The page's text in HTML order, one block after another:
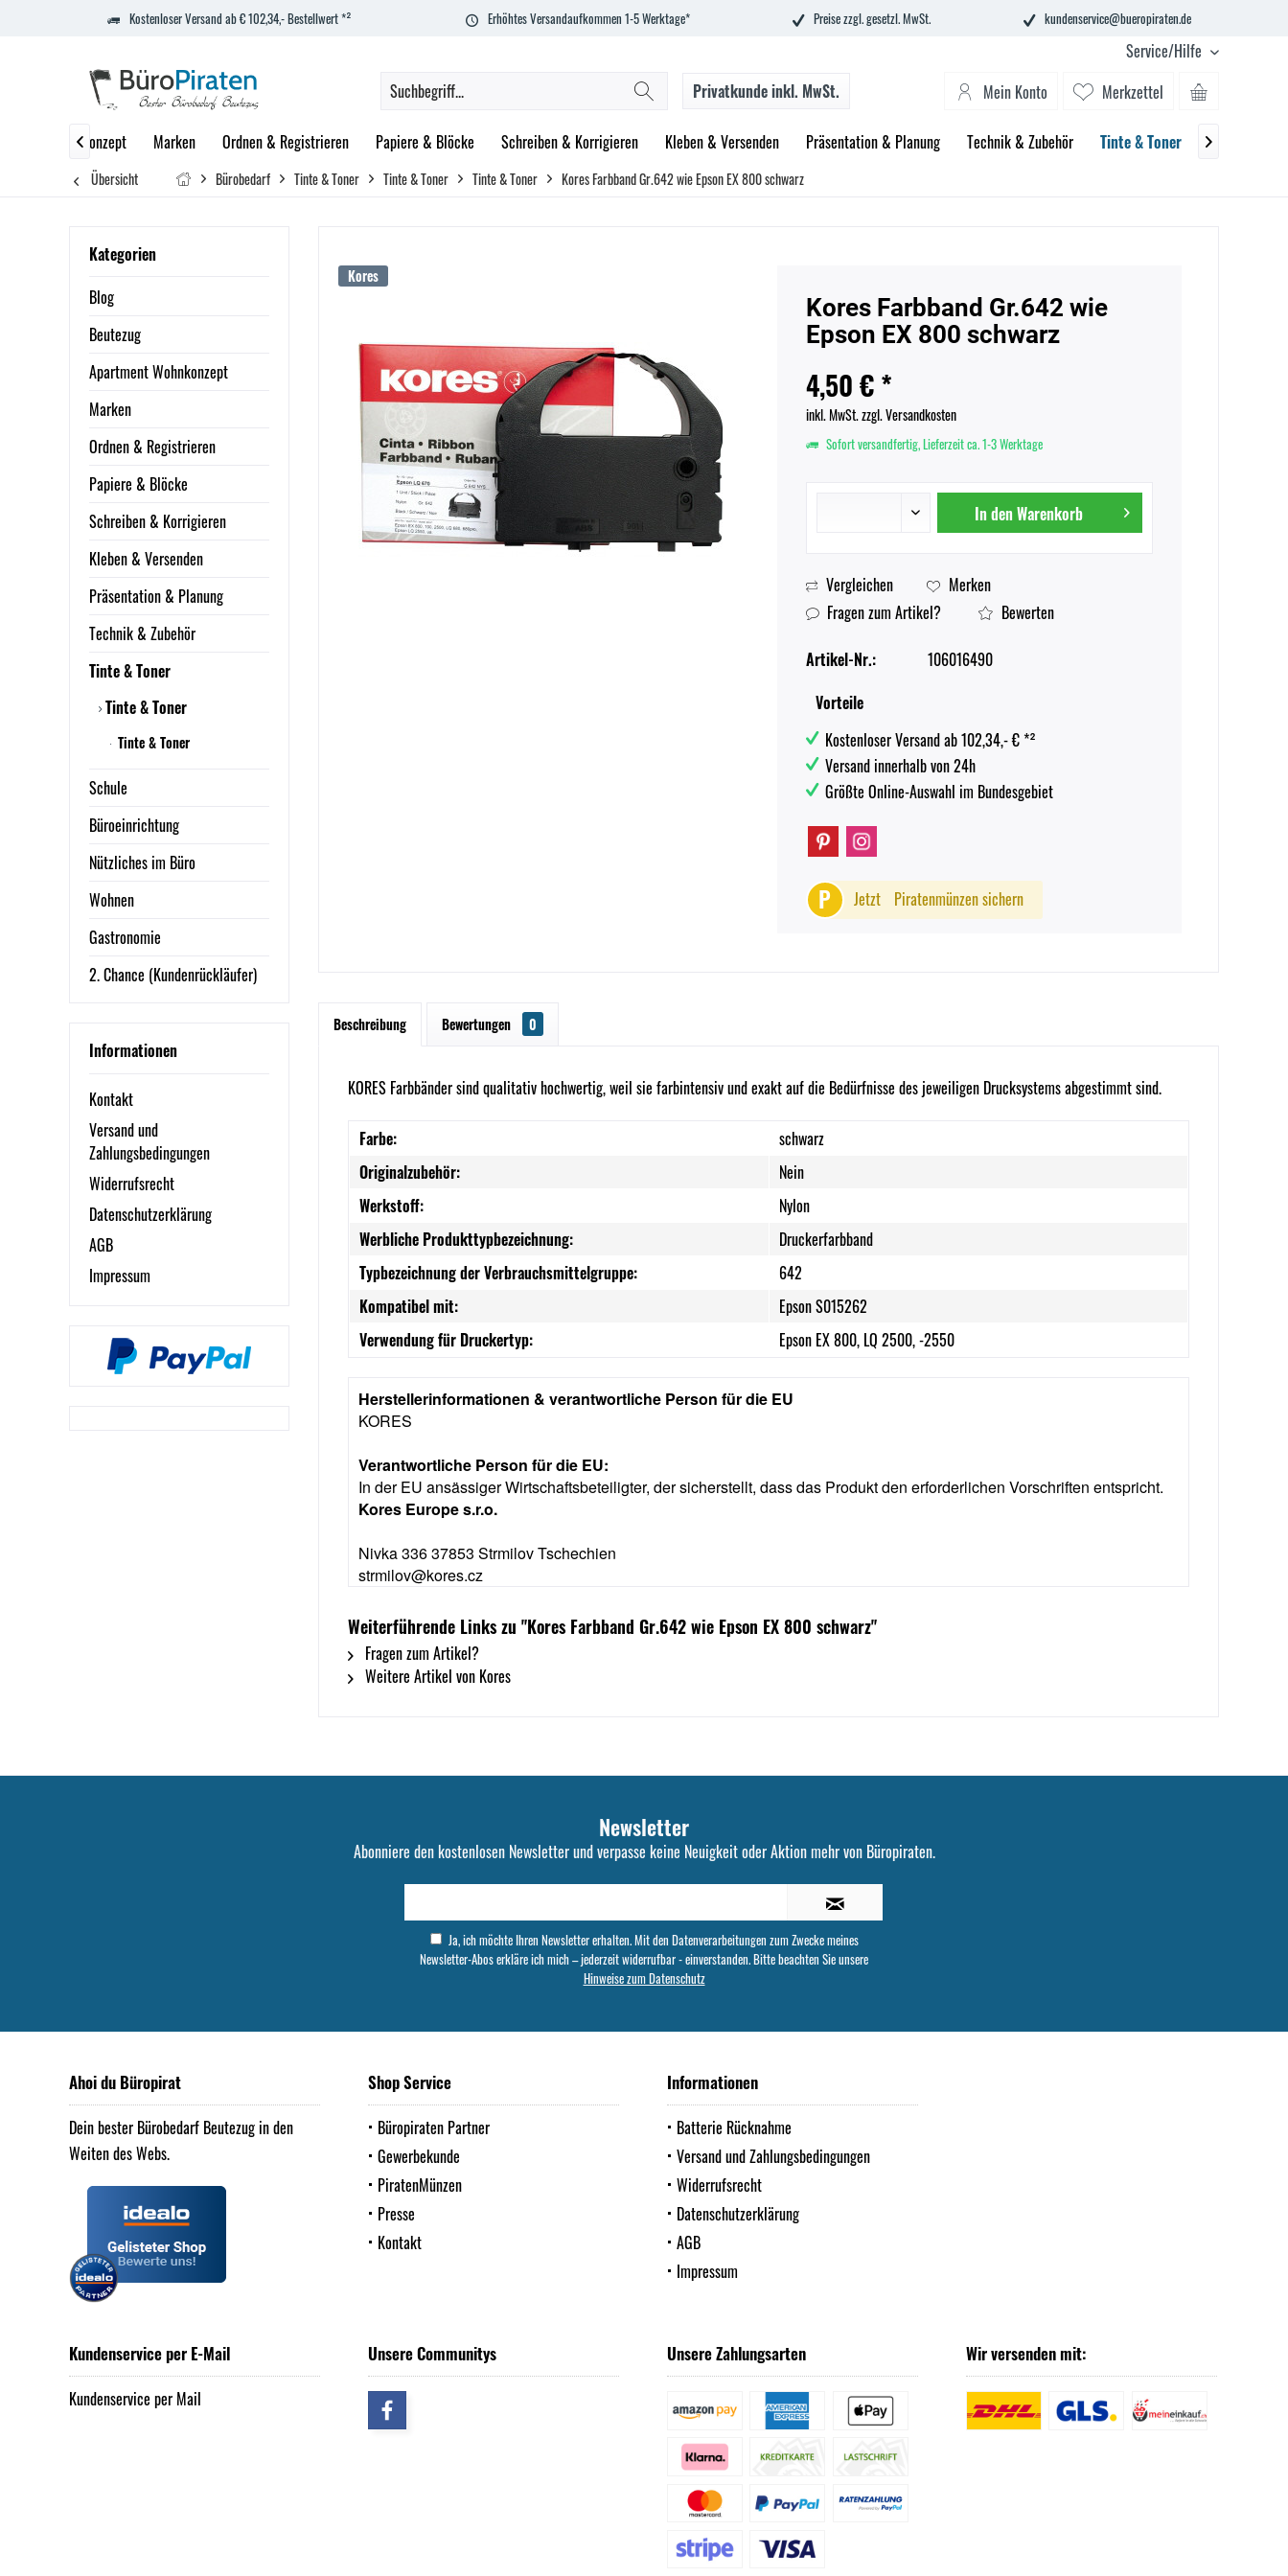
Kostenloser Versand ab € 102,34,- Bestellwert *² Erhöhtes Versandaufkommen 1-5 Werktage* Preise zzgl. gesetzl. MwSt. kundenservice@bueropiraten.de
Service/Hilfe
Merkzettel
Mein Konto
Privatkundeinkl. MwSt.
Wohnkonzept Marken Ordnen & Registrieren Papiere & Blöcke Schreiben & Korrigieren Kleben & Versenden Präsentation & Planung Technik & Zubehör Tinte & Toner Schule
 
Übersicht Bürobedarf Tinte & Toner Tinte & Toner Tinte & Toner Kores Farbband Gr.642 wie Epson EX 800 schwarz
Kategorien
Blog
Beutezug
Apartment Wohnkonzept
Marken
Ordnen & Registrieren
Papiere & Blöcke
Schreiben & Korrigieren
Kleben & Versenden
Präsentation & Planung
Technik & Zubehör
Tinte & Toner
Tinte & Toner
Tinte & Toner
Schule
Büroeinrichtung
Nützliches im Büro
Wohnen
Gastronomie
2. Chance (Kundenrückläufer)
Informationen
Kontakt
Versand und
Zahlungsbedingungen
Widerrufsrecht
Datenschutzerklärung
AGB
Impressum
Kores
Kores Farbband Gr.642 wie
Epson EX 800 schwarz
4,50 € *
inkl. MwSt.zzgl. Versandkosten
Sofort versandfertig, Lieferzeit ca. 1-3 Werktage
In denWarenkorb
Vergleichen
Merken
Fragen zum Artikel?
Bewerten
Artikel-Nr.:
106016490
Vorteile
Kostenloser Versand ab 102,34,- € *²
Versand innerhalb von 24h
Größte Online-Auswahl im Bundesgebiet
P Jetzt Piratenmünzen sichern
Beschreibung Bewertungen 0
KORES Farbbänder sind qualitativ hochwertig, weil sie farbintensiv und exakt auf die Bedürfnisse des jeweiligen Drucksystems abgestimmt sind.
Farbe:
schwarz
Originalzubehör:
Nein
Werkstoff:
Nylon
Werbliche Produkttypbezeichnung:
Druckerfarbband
Typbezeichnung der Verbrauchsmittelgruppe:
642
Kompatibel mit:
Epson S015262
Verwendung für Druckertyp:
Epson EX 800, LQ 2500, -2550
Herstellerinformationen & verantwortliche Person für die EU
KORES
Verantwortliche Person für die EU:
In der EU ansässiger Wirtschaftsbeteiligter, der sicherstellt, dass das Produkt den erforderlichen Vorschriften entspricht.
Kores Europe s.r.o.
Nivka 336 37853 Strmilov Tschechien
strmilov@kores.cz
Weiterführende Links zu "Kores Farbband Gr.642 wie Epson EX 800 schwarz"
Fragen zum Artikel?
Weitere Artikel von Kores
Newsletter
Abonniere den kostenlosen Newsletter und verpasse keine Neuigkeit oder Aktion mehr von Büropiraten.
Ja, ich möchte Ihren Newsletter erhalten. Mit den Datenverarbeitungen zum Zwecke meines
Newsletter-Abos erkläre ich mich – jederzeit widerrufbar - einverstanden. Bitte beachten Sie unsere
Hinweise zum Datenschutz
Ahoi du Büropirat
Dein bester Bürobedarf Beutezug in den
Weiten des Webs.
Shop Service
Büropiraten Partner
Gewerbekunde
PiratenMünzen
Presse
Kontakt
Informationen
Batterie Rücknahme
Versand und Zahlungsbedingungen
Widerrufsrecht
Datenschutzerklärung
AGB
Impressum
Kundenservice per E-Mail
Kundenservice per Mail
Unsere Communitys Unsere Zahlungsarten Wir versenden mit: